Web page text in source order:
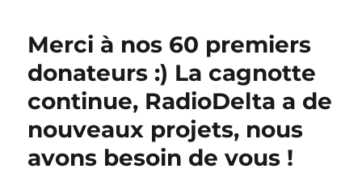
Merci à nos 60 premiers
donateurs :) La cagnotte
continue, RadioDelta a de
nouveaux projets, nous
avons besoin de vous !